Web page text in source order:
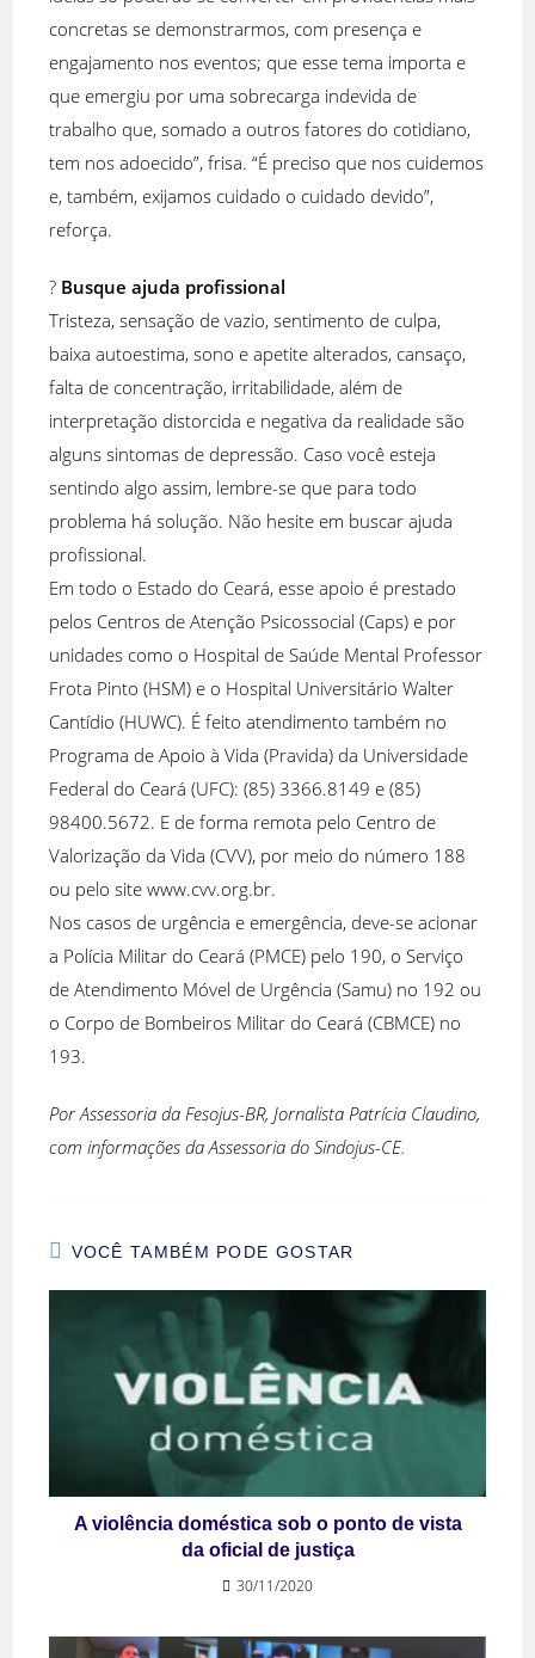
concretas se demonstrarmos, com presença e
engajamento nos eventos; que esse tema importa e
que emergiu por uma sobrecarga indevida de
trabalho que, somado a outros fatores do cotidiano,
tem nos adoecido”, frisa. “É preciso que nos cuidemos
e, também, exijamos cuidado o cuidado devido”,
reforça.
? Busque ajuda profissional
Tristeza, sensação de vazio, sentimento de culpa,
baixa autoestima, sono e apetite alterados, cansaço,
falta de concentração, irritabilidade, além de
interpretação distorcida e negativa da realidade são
alguns sintomas de depressão. Caso você esteja
sentindo algo assim, lembre-se que para todo
problema há solução. Não hesite em buscar ajuda
profissional.
Em todo o Estado do Ceará, esse apoio é prestado
pelos Centros de Atenção Psicossocial (Caps) e por
unidades como o Hospital de Saúde Mental Professor
Frota Pinto (HSM) e o Hospital Universitário Walter
Cantídio (HUWC). É feito atendimento também no
Programa de Apoio à Vida (Pravida) da Universidade
Federal do Ceará (UFC): (85) 3366.8149 e (85)
98400.5672. E de forma remota pelo Centro de
Valorização da Vida (CVV), por meio do número 188
ou pelo site www.cvv.org.br.
Nos casos de urgência e emergência, deve-se acionar
a Polícia Militar do Ceará (PMCE) pelo 190, o Serviço
de Atendimento Móvel de Urgência (Samu) no 192 ou
o Corpo de Bombeiros Militar do Ceará (CBMCE) no
193.
Por Assessoria da Fesojus-BR, Jornalista Patrícia Claudino,
com informações da Assessoria do Sindojus-CE.
VOCÊ TAMBÉM PODE GOSTAR
A violência doméstica sob o ponto de vista
da oficial de justiça
30/11/2020